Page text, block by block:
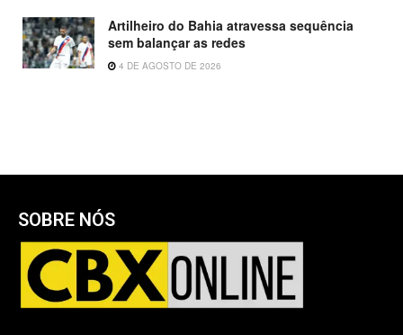
Artilheiro do Bahia atravessa sequência
sem balançar as redes
4 DE AGOSTO DE 2026
SOBRE NÓS